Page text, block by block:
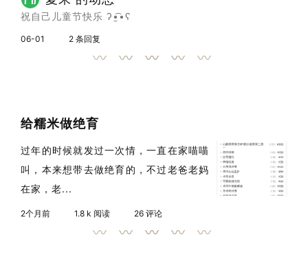
祝自己儿童节快乐 ʔ•̫͡•ʕ
06-01 2 条回复
给糯米做绝育
过年的时候就发过一次情，一直在家喵喵
叫，本来想带去做绝育的，不过老爸老妈
在家，老...
2个月前 1.8 k 阅读 26 评论